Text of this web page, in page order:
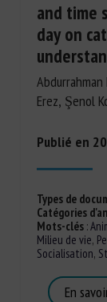
and time
day on
Erez, Şenol
Publié en
Types de
Catégories
Mots-clés:
Milieu de vie,
Socialisation,
En